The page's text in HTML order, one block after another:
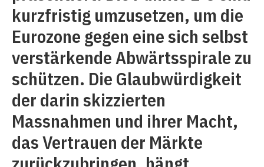
kurzfristig umzusetzen, um die
Eurozone gegen eine sich selbst
verstärkende Abwärtsspirale zu
schützen. Die Glaubwürdigkeit
der darin skizzierten
Massnahmen und ihrer Macht,
das Vertrauen der Märkte